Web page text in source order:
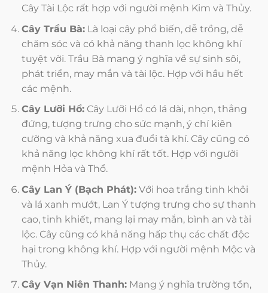
Cây Tài Lộc rất hợp với người mệnh Kim và Thủy.
Cây Trầu Bà:Là loại cây phổ biến, dễ trồng, dễ
chăm sóc và có khả năng thanh lọc không khí
tuyệt vời. Trầu Bà mang ý nghĩa về sự sinh sôi,
phát triển, may mắn và tài lộc. Hợp với hầu hết
các mệnh.
Cây Lưỡi Hổ:Cây Lưỡi Hổ có lá dài, nhọn, thẳng
đứng, tượng trưng cho sức mạnh, ý chí kiên
cường và khả năng xua đuổi tà khí. Cây cũng có
khả năng lọc không khí rất tốt. Hợp với người
mệnh Hỏa và Thổ.
Cây Lan Ý (Bạch Phát):Với hoa trắng tinh khôi
và lá xanh mướt, Lan Ý tượng trưng cho sự thanh
cao, tinh khiết, mang lại may mắn, bình an và tài
lộc. Cây cũng có khả năng hấp thụ các chất độc
hại trong không khí. Hợp với người mệnh Mộc và
Thủy.
Cây Vạn Niên Thanh:Mang ý nghĩa trường tồn,